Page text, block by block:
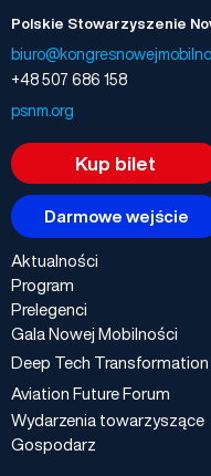
Polskie Stowarzyszenie
+48 507 686 158
psnm.org
Kup bilet
Darmowe wejście
Aktualności
Program
Prelegenci
Gala Nowej Mobilności
Deep Tech
Aviation Future Forum
Wydarzenia towarzyszące
Gospodarz